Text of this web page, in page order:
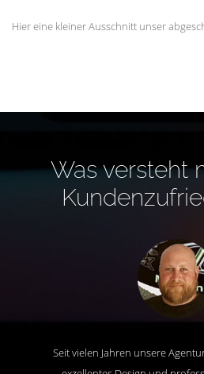
Hier eine kleiner Ausschnitt unser
Was versteht
Seit vielen Jahren unsere